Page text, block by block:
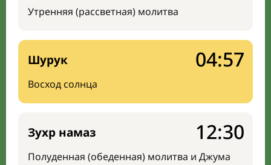
Утренняя (рассветная) молитва
Шурук
Восход солнца
04:57
Зухр намаз
Полуденная (обеденная) молитва и Джума
12:30